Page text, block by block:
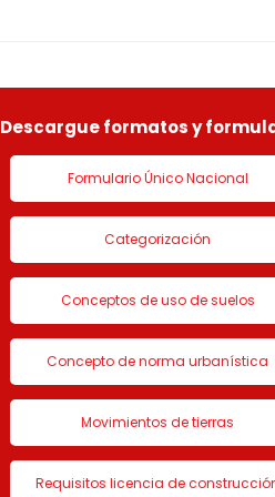
normas concordantes, hace
saber que según ra
Descargue formatos y
Formulario Único Nacional
Categorización
Conceptos de uso de suelos
Concepto de norma urbanística
Movimientos de tierras
Requisitos licencia de